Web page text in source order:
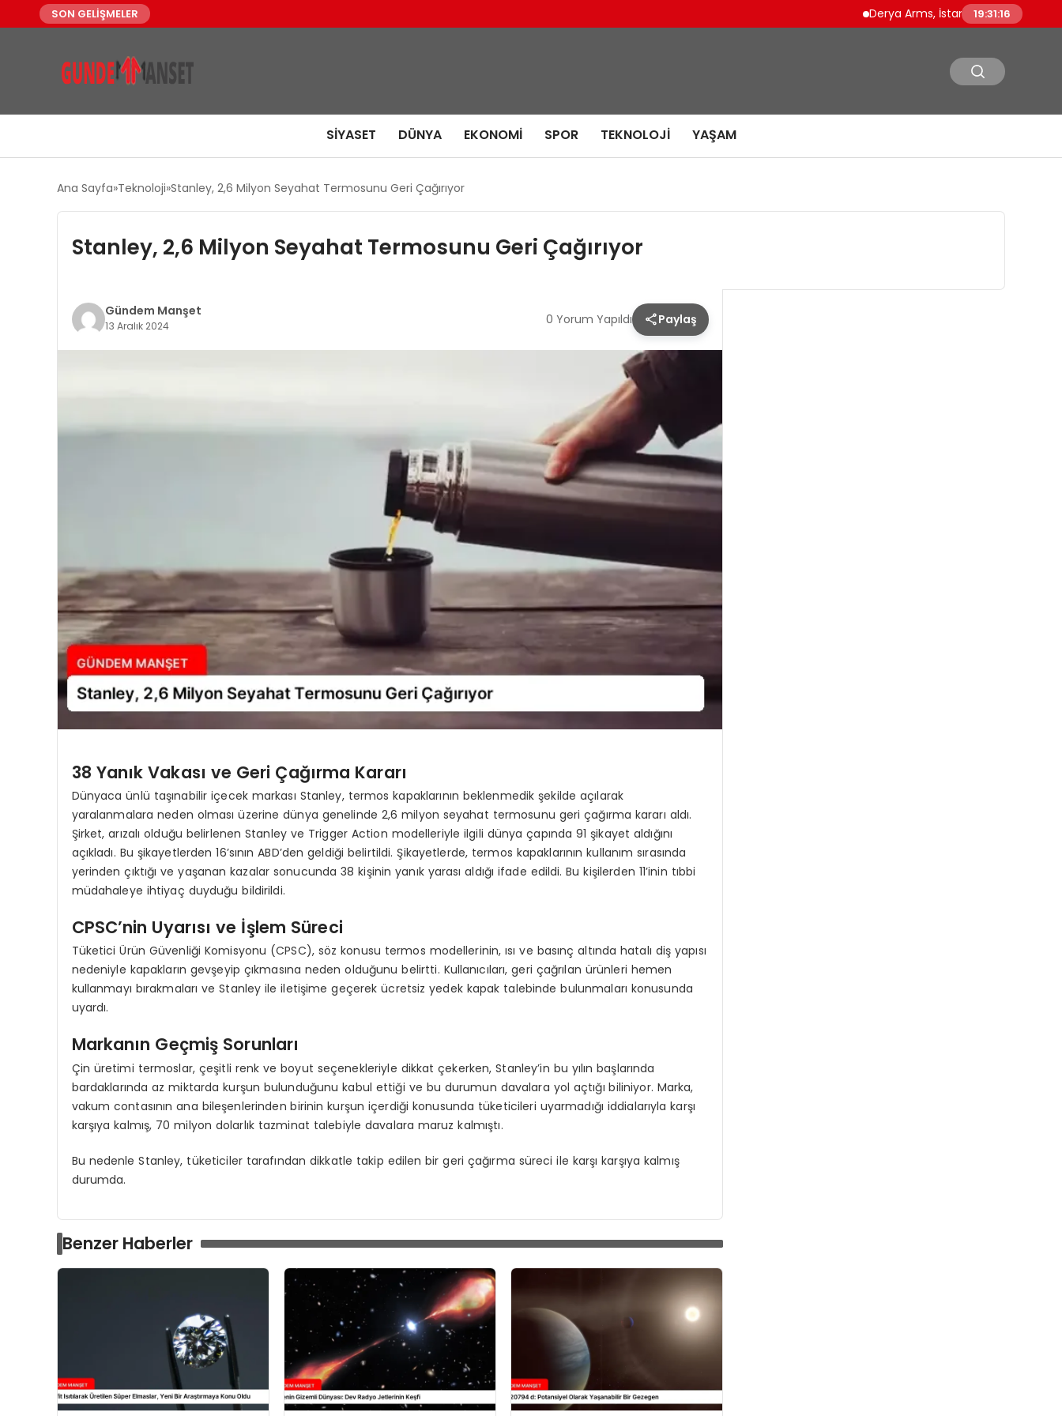
SON GELİŞMELER Derya Arms, İstanbul Prohunt
19:31:16
SIYASET DÜNYA EKONOMI SPOR TEKNOLOJI YAŞAM
Ana Sayfa Teknoloji Stanley, 2,6 Milyon Seyahat Termosunu Geri Çağırıyor
Stanley, 2,6 Milyon Seyahat Termosunu Geri Çağırıyor
Gündem Manşet
13 Aralık 2024 0 Yorum Yapıldı Paylaş
38 Yanık Vakası ve Geri Çağırma Kararı
Dünyaca ünlü taşınabilir içecek markası Stanley, termos kapaklarının beklenmedik şekilde açılarak
yaralanmalara neden olması üzerine dünya genelinde 2,6 milyon seyahat termosunu geri çağırma kararı aldı.
Şirket, arızalı olduğu belirlenen Stanley ve Trigger Action modelleriyle ilgili dünya çapında 91 şikayet aldığını
açıkladı. Bu şikayetlerden 16’sının ABD’den geldiği belirtildi. Şikayetlerde, termos kapaklarının kullanım sırasında
yerinden çıktığı ve yaşanan kazalar sonucunda 38 kişinin yanık yarası aldığı ifade edildi. Bu kişilerden 11’inin tıbbi
müdahaleye ihtiyaç duyduğu bildirildi.
CPSC’nin Uyarısı ve İşlem Süreci
Tüketici Ürün Güvenliği Komisyonu (CPSC), söz konusu termos modellerinin, ısı ve basınç altında hatalı diş yapısı
nedeniyle kapakların gevşeyip çıkmasına neden olduğunu belirtti. Kullanıcıları, geri çağrılan ürünleri hemen
kullanmayı bırakmaları ve Stanley ile iletişime geçerek ücretsiz yedek kapak talebinde bulunmaları konusunda
uyardı.
Markanın Geçmiş Sorunları
Çin üretimi termoslar, çeşitli renk ve boyut seçenekleriyle dikkat çekerken, Stanley’in bu yılın başlarında
bardaklarında az miktarda kurşun bulunduğunu kabul ettiği ve bu durumun davalara yol açtığı biliniyor. Marka,
vakum contasının ana bileşenlerinden birinin kurşun içerdiği konusunda tüketicileri uyarmadığı iddialarıyla karşı
karşıya kalmış, 70 milyon dolarlık tazminat talebiyle davalara maruz kalmıştı.
Bu nedenle Stanley, tüketiciler tarafından dikkatle takip edilen bir geri çağırma süreci ile karşı karşıya kalmış
durumda.
Benzer Haberler